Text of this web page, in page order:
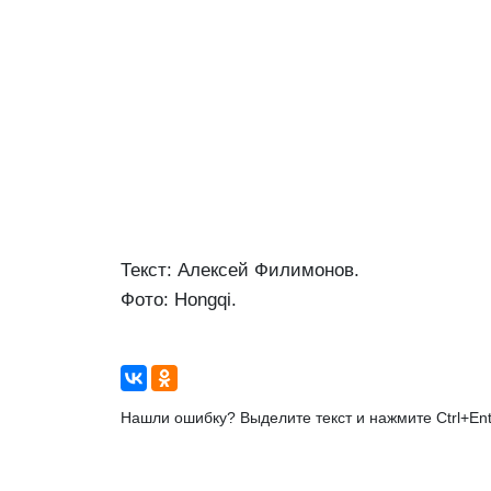
Текст: Алексей Филимонов.
Фото: Hongqi.
Нашли ошибку? Выделите текст и нажмите